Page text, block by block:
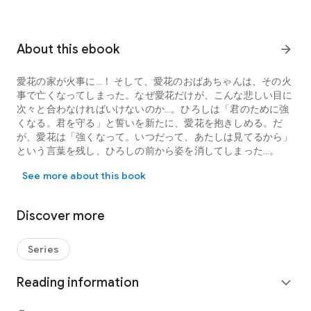
About this ebook arrow_forward
愛花の家が火事に…！ そして、愛花のおばあちゃんは、その火
事で亡くなってしまった。なぜ愛花だけが、こんな悲しい目に
次々と合わなければいけないのか…。ひろしは「君のために強
くなる。君を守る」と誓いを新たに、愛花を抱きしめる。だ
が、愛花は「強くなって。いつだって、あたしは見てるから」
という言葉を残し、ひろしの前から姿を消してしまった…。
See more about this book
Discover more
Series
Reading information expand_more